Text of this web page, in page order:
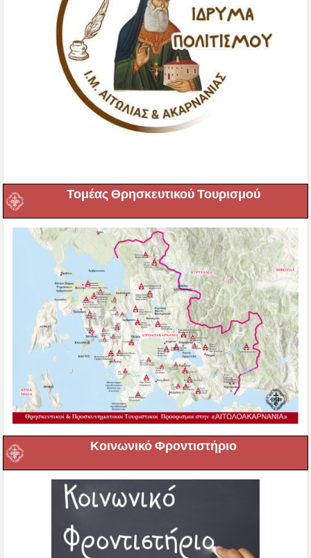
Τομέας Θρησκευτικού Τουρισμού
Κοινωνικό Φροντιστήριο